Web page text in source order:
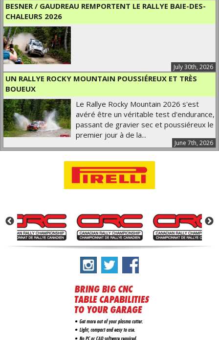
BESNER / GAUDREAU REMPORTENT LE RALLYE BAIE-DES-
CHALEURS 2026
July 30th, 2026
UN RALLYE ROCKY MOUNTAIN POUSSIÉREUX ET TRÈS
BOUEUX
June 7th, 2026
Le Rallye Rocky Mountain 2026 s'est
avéré être un véritable test d'endurance,
passant de gravier sec et poussiéreux le
premier jour à de la...